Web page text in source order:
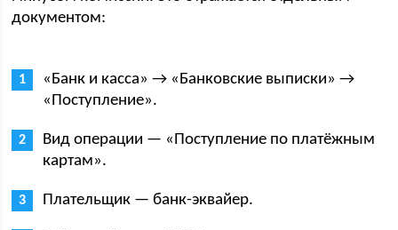
документом:
«Банк и касса» → «Банковские выписки» →
«Поступление».
Вид операции — «Поступление по платёжным
картам».
Плательщик — банк-эквайер.